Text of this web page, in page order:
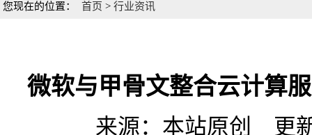
您现在的位置： 首页 > 行业资讯
微软与甲骨文整合云计算
来源：本站原创 更